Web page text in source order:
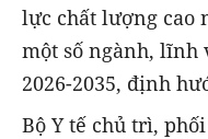
lực chất lượng cao
một số ngành, lĩnh
2026-2035, định
Bộ Y tế chủ trì,